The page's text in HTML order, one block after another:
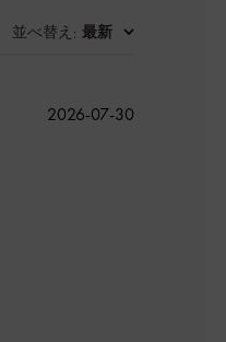
並べ替え : 最新
公
2026-07-30